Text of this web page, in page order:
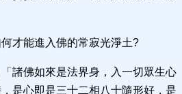
才能進入佛的常寂光淨土?
「諸佛如來是法界身，入一切眾生心
是心即是三十二相八十隨形好，是